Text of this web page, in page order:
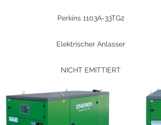
Perkins 1103A-33TG2
Elektrischer Anlasser
NICHT EMITTIERT